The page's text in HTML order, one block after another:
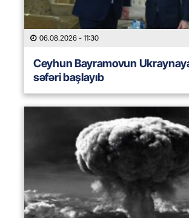
06.08.2026 - 11:30
Ceyhun Bayramovun
səfəri başlayıb